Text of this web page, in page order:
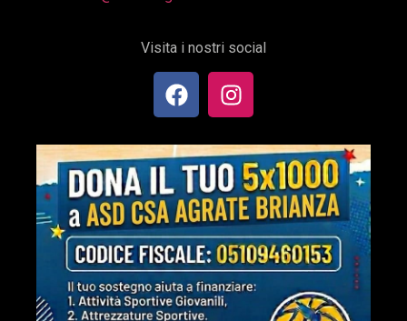
Visita i nostri social